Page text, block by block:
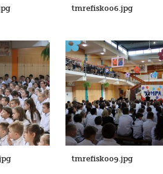
tmrefisk006.jpg
tmrefisk009.jpg